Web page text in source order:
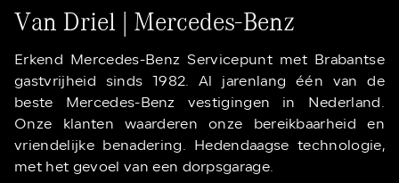
Van Driel | Mercedes-Benz
Erkend Mercedes-Benz Servicepunt met Brabantse
gastvrijheid sinds 1982. Al jarenlang één van de
beste Mercedes-Benz vestigingen in Nederland.
Onze klanten waarderen onze bereikbaarheid en
vriendelijke benadering. Hedendaagse technologie,
met het gevoel van een dorpsgarage.